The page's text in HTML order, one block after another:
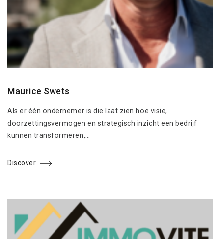
Maurice Swets
Als er één ondernemer is die laat zien hoe visie,
doorzettingsvermogen en strategisch inzicht een bedrijf
kunnen transformeren,…
Discover